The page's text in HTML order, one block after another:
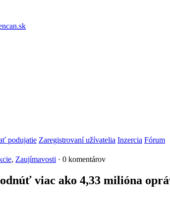
podujatie Zaregistrovaní užívatelia Inzercia Fórum
, Zaujímavosti · 0 komentárov
viac ako 4,33 milióna